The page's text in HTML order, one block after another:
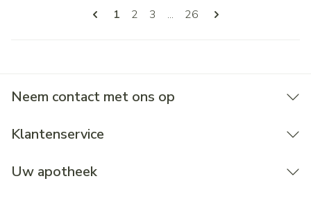
Pagina's
U lees momenteel pagina
1 Pagina
2 Pagina
3 ... Pagina
26
Neem contact met ons op
Klantenservice
Uw apotheek